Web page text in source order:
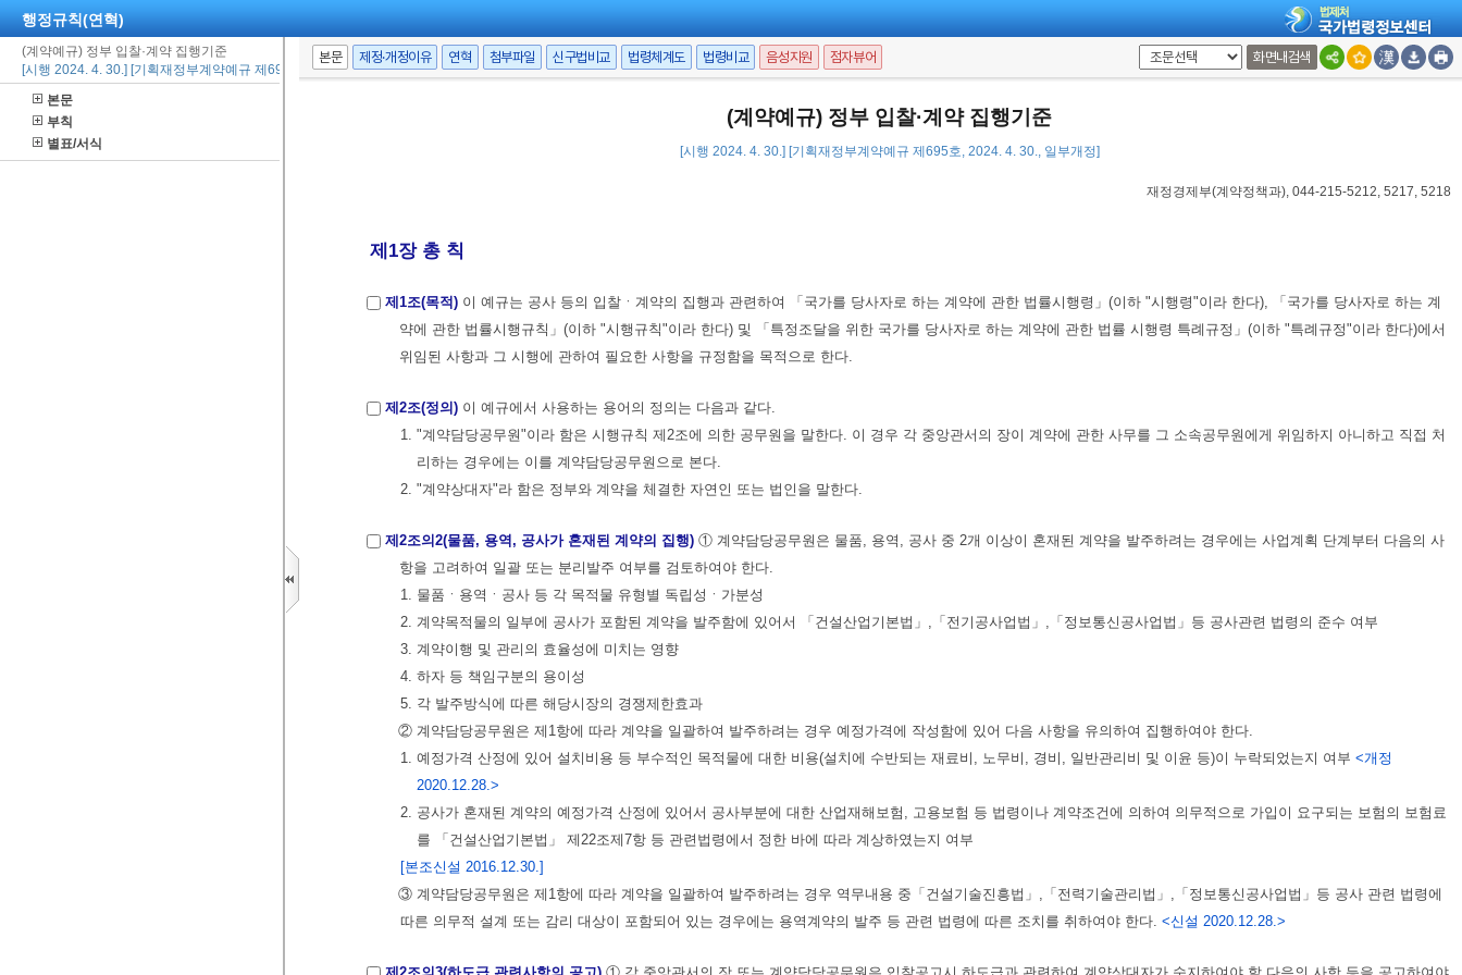
행정규칙(연혁)
(계약예규) 정부 입찰·계약 집행기준
[시행 2024. 4. 30.] [기획재정부계약예규 제695호, 2024. 4. 30., 일부개정]
본문
부칙
별표/서식
본문 제정·개정이유 연혁 첨부파일 신구법비교 법령체계도 법령비교 음성지원 점자뷰어 화면내검색
(계약예규) 정부 입찰·계약 집행기준
[시행 2024. 4. 30.] [기획재정부계약예규 제695호, 2024. 4. 30., 일부개정]
재정경제부(계약정책과), 044-215-5212, 5217, 5218
제1장 총 칙
제1조(목적) 이 예규는 공사 등의 입찰ㆍ계약의 집행과 관련하여 「국가를 당사자로 하는 계약에 관한 법률시행령」(이하 "시행령"이라 한다), 「국가를 당사자로 하는 계
약에 관한 법률시행규칙」(이하 "시행규칙"이라 한다) 및 「특정조달을 위한 국가를 당사자로 하는 계약에 관한 법률 시행령 특례규정」(이하 "특례규정"이라 한다)에서
위임된 사항과 그 시행에 관하여 필요한 사항을 규정함을 목적으로 한다.
제2조(정의) 이 예규에서 사용하는 용어의 정의는 다음과 같다.
1. "계약담당공무원"이라 함은 시행규칙 제2조에 의한 공무원을 말한다. 이 경우 각 중앙관서의 장이 계약에 관한 사무를 그 소속공무원에게 위임하지 아니하고 직접 처
리하는 경우에는 이를 계약담당공무원으로 본다.
2. "계약상대자"라 함은 정부와 계약을 체결한 자연인 또는 법인을 말한다.
제2조의2(물품, 용역, 공사가 혼재된 계약의 집행) ① 계약담당공무원은 물품, 용역, 공사 중 2개 이상이 혼재된 계약을 발주하려는 경우에는 사업계획 단계부터 다음의 사
항을 고려하여 일괄 또는 분리발주 여부를 검토하여야 한다.
1. 물품ㆍ용역ㆍ공사 등 각 목적물 유형별 독립성ㆍ가분성
2. 계약목적물의 일부에 공사가 포함된 계약을 발주함에 있어서 「건설산업기본법」,「전기공사업법」,「정보통신공사업법」등 공사관련 법령의 준수 여부
3. 계약이행 및 관리의 효율성에 미치는 영향
4. 하자 등 책임구분의 용이성
5. 각 발주방식에 따른 해당시장의 경쟁제한효과
② 계약담당공무원은 제1항에 따라 계약을 일괄하여 발주하려는 경우 예정가격에 작성함에 있어 다음 사항을 유의하여 집행하여야 한다.
1. 예정가격 산정에 있어 설치비용 등 부수적인 목적물에 대한 비용(설치에 수반되는 재료비, 노무비, 경비, 일반관리비 및 이윤 등)이 누락되었는지 여부 <개정
2020.12.28.>
2. 공사가 혼재된 계약의 예정가격 산정에 있어서 공사부분에 대한 산업재해보험, 고용보험 등 법령이나 계약조건에 의하여 의무적으로 가입이 요구되는 보험의 보험료
를 「건설산업기본법」 제22조제7항 등 관련법령에서 정한 바에 따라 계상하였는지 여부
[본조신설 2016.12.30.]
③ 계약담당공무원은 제1항에 따라 계약을 일괄하여 발주하려는 경우 역무내용 중「건설기술진흥법」,「전력기술관리법」,「정보통신공사업법」등 공사 관련 법령에
따른 의무적 설계 또는 감리 대상이 포함되어 있는 경우에는 용역계약의 발주 등 관련 법령에 따른 조치를 취하여야 한다. <신설 2020.12.28.>